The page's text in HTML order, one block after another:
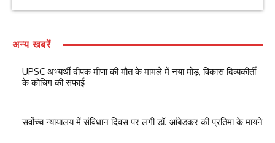
अन्य खबरें
UPSC अभ्यर्थी दीपक मीणा की मौत के मामले में नया मोड़, विकास दिव्यकीर्ती
के कोचिंग की सफाई
सर्वोच्च न्यायालय में संविधान दिवस पर लगी डॉ. आंबेडकर की प्रतिमा के मायने